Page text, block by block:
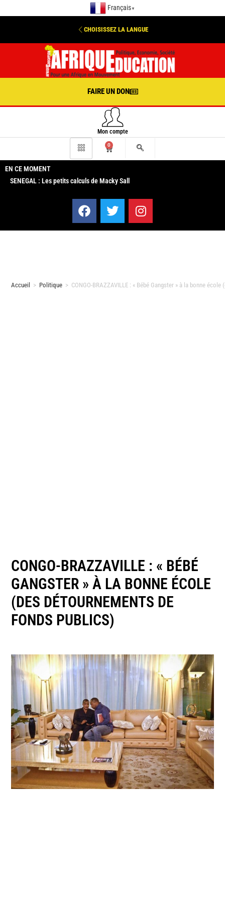
Français ▼
CHOISISSEZ LA LANGUE
FAIRE UN DON
Mon compte
0
EN CE MOMENT
SENEGAL : Les petits calculs de Macky Sall
Accueil > Politique > CONGO-BRAZZAVILLE : « Bébé Gangster » à la bonne
CONGO-BRAZZAVILLE : « BÉBÉ
GANGSTER » À LA BONNE ÉCOLE
(DES DÉTOURNEMENTS DE
FONDS PUBLICS)